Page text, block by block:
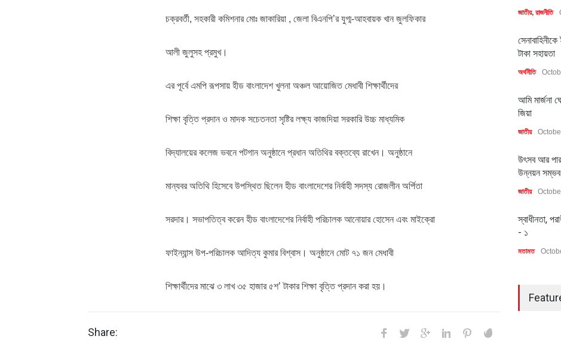
চক্রবর্তী, সহকারী কমিশনার মোঃ জাকারিয়া , জেলা বিএনপি’র যুগ্ম-আহবায়ক খান জুলফিকার
আলী জুলুসহ প্রমুখ।
এর পূর্বে এমপি রূপসায় হীড বাংলাদেশ খুলনা অঞ্চল আয়োজিত মেধাবী শিক্ষার্থীদের
শিক্ষা বৃত্তি প্রদান ও মাদক সচেতনতা সৃষ্টির লক্ষ্য কাজদিয়া সরকারি উচ্চ মাধ্যমিক
বিদ্যালয়ের কলেজ ভবনে পটগান অনুষ্ঠানে প্রধান অতিথির বক্তব্যে রাখেন। অনুষ্ঠানে
মান্যবর অতিথি হিসেবে উপস্থিত ছিলেন হীড বাংলাদেশের নির্বাহী সদস্য রোজলীন অর্পিতা
সরদার। সভাপতিত্ব করেন হীড বাংলাদেশের নির্বাহী পরিচালক আনোয়ার হোসেন এবং মাইক্রো
ফাইন্যান্স উপ-পরিচালক আদিত্য কুমার বিশ্বাস। অনুষ্ঠানে মোট ৭১ জন মেধাবী
শিক্ষার্থীদের মাঝে ৩ লাখ ৩৫ হাজার ৫শ’ টাকার শিক্ষা বৃত্তি প্রদান করা হয়।
Share:
জাতীয়, রাজনীতি
টাকা সহায়তা
অর্থনীতি
আমি মার্জনা
জিয়া
জাতীয়
উৎসব আর
উন্নয়ন
জাতীয়
স্বাধীনতা,
- ১
মতামত